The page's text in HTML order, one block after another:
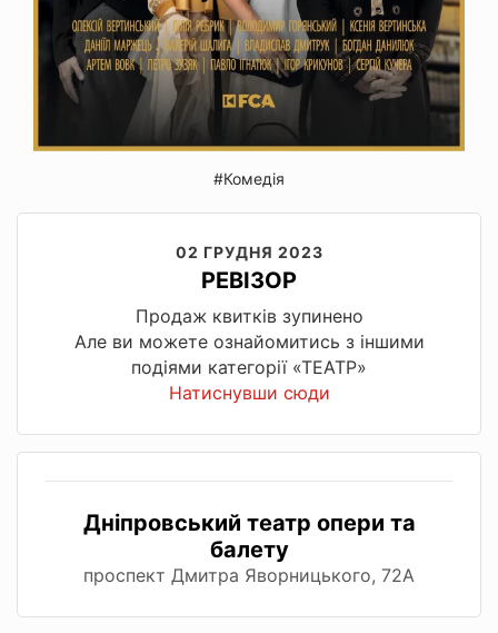
#Комедія
02 ГРУДНЯ 2023
РЕВІЗОР
Продаж квитків зупинено
Але ви можете ознайомитись з іншими
подіями категорії «ТЕАТР»
Натиснувши сюди
Дніпровський театр опери та
балету
проспект Дмитра Яворницького, 72А